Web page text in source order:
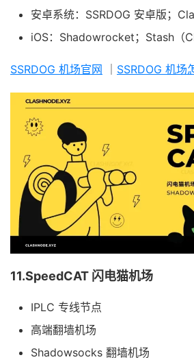
安卓系统：SSRDOG 安卓版；
iOS：Shadowrocket；Stash（
SSRDOG 机场官网 SSRDOG 机场
11.SpeedCAT 闪电猫机场
IPLC 专线节点
高端翻墙机场
Shadowsocks 翻墙机场